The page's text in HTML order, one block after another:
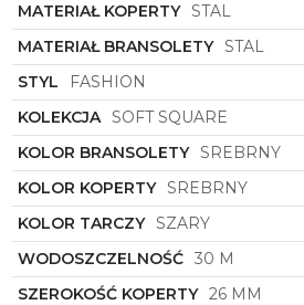
Szary kolor tarczy to doskonała
kobiet ceniących
Geometryczny, prostokątny
całości charakteru i
ten jest jak dzieło sztuki, które
z nowoczesnością,
świat modowych akcesoriów.
2400 znaków to zaledwie wstęp
opisu tego zegarka damskiego.
się emocjom i doświadczyć
na swoim nadgarstku symbol
Olivia Burton. To więcej niż
Twojego stylu i wyjątkowości.
MATERIAŁ KOPERTY STAL
MATERIAŁ BRANSOLETY STAL
STYL
FASHION
KOLEKCJA SOFT SQUARE
KOLOR BRANSOLETY SREBRNY
KOLOR KOPERTY SREBRNY
KOLOR TARCZY SZARY
WODOSZCZELNOŚĆ 30 M
SZEROKOŚĆ KOPERTY 26 MM